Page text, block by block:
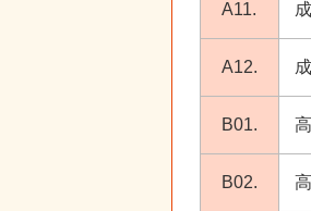
A11.
A12.
B01.
B02.